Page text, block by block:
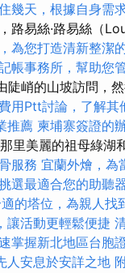
幾天，根據自身需
路易絲·路易絲（
為您打造清新整潔
帳事務所，幫助您
陡峭的山坡訪問，
用Ptt討論，了解其
推薦 柬埔寨簽證的
里美麗的祖母綠湖
服務 宜蘭外燴，為
選最適合您的助聽
的塔位，為親人找
讓活動更輕鬆便捷
掌握新北地區台胞
人安息於安詳之地